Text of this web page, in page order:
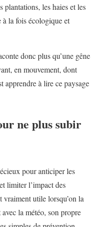
plantations, les haies et les
à la fois écologique et
donc plus qu’une gêne
en mouvement, dont
apprendre à lire ce paysage
ne plus subir
pour anticiper les
limiter l’impact des
utile lorsqu’on la
la météo, son propre